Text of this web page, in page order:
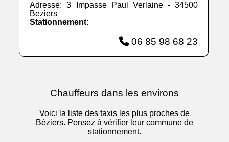
Adresse: 3 Impasse Paul Verlaine - 34500
Beziers
Stationnement:
06 85 98 68 23
Chauffeurs dans les environs
Voici la liste des taxis les plus proches de
Béziers. Pensez à vérifier leur commune de
stationnement.